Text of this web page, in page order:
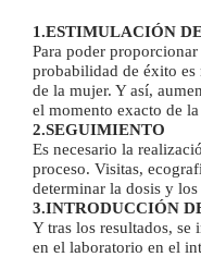
1.ESTIMULACIÓN
Para poder
probabilidad de éxito es
de la mujer. Y así,
el momento exacto de
2.SEGUIMIENTO
Es necesario la
proceso. Visitas,
determinar la dosis y
3.INTRODUCCIÓN
Y tras los resultados, se
en el laboratorio en el